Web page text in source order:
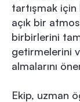
tartışmak
açık bir
birbirlerini
getirmelerini
almalarını
Ekip, uzman